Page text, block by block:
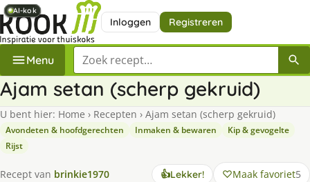
Inloggen Registreren
Menu Zoek een recept
Ajam setan (scherp gekruid)
U bent hier: Home › Recepten › Ajam setan (scherp gekruid)
Avondeten & hoofdgerechten Inmaken & bewaren
Kip & gevogelte
Rijst
Recept van brinkie1970 👍Lekker! Maak favoriet5
AI-kok
AI-kok
AI-kok
AI-kok
AI-kok